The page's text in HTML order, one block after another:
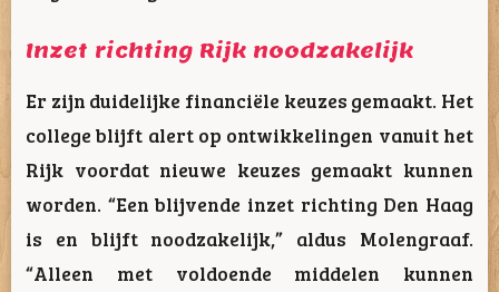
Inzet richting Rijk noodzakelijk
Er zijn duidelijke financiële keuzes gemaakt. Het
college blijft alert op ontwikkelingen vanuit het
Rijk voordat nieuwe keuzes gemaakt kunnen
worden. “Een blijvende inzet richting Den Haag
is en blijft noodzakelijk,” aldus Molengraaf.
“Alleen met voldoende middelen kunnen